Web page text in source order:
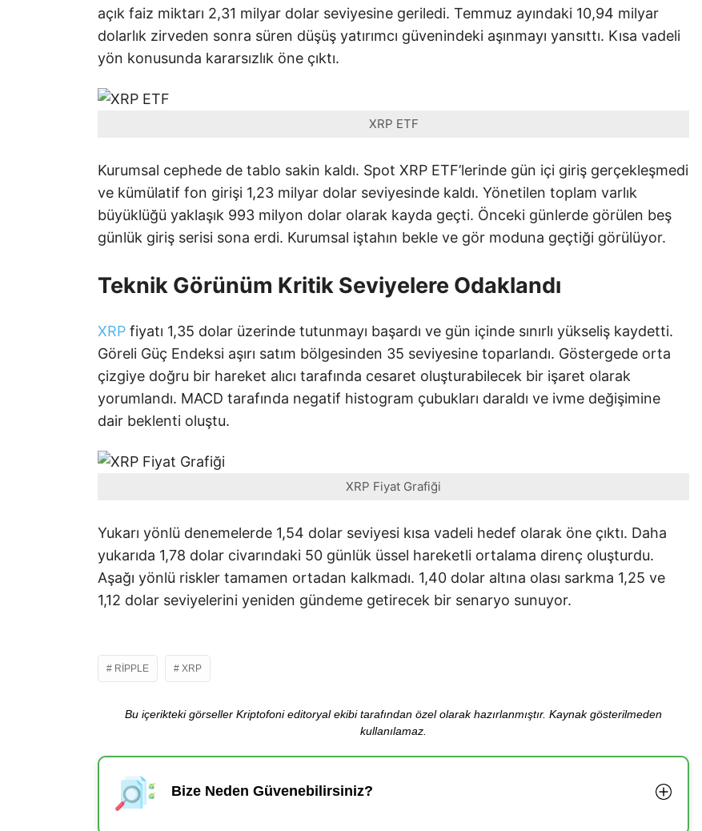
açık faiz miktarı 2,31 milyar dolar seviyesine geriledi. Temmuz ayındaki 10,94 milyar
dolarlık zirveden sonra süren düşüş yatırımcı güvenindeki aşınmayı yansıttı. Kısa vadeli
yön konusunda kararsızlık öne çıktı.
XRP ETF
Kurumsal cephede de tablo sakin kaldı. Spot XRP ETF’lerinde gün içi giriş gerçekleşmedi
ve kümülatif fon girişi 1,23 milyar dolar seviyesinde kaldı. Yönetilen toplam varlık
büyüklüğü yaklaşık 993 milyon dolar olarak kayda geçti. Önceki günlerde görülen beş
günlük giriş serisi sona erdi. Kurumsal iştahın bekle ve gör moduna geçtiği görülüyor.
Teknik Görünüm Kritik Seviyelere Odaklandı
XRP fiyatı 1,35 dolar üzerinde tutunmayı başardı ve gün içinde sınırlı yükseliş kaydetti.
Göreli Güç Endeksi aşırı satım bölgesinden 35 seviyesine toparlandı. Göstergede orta
çizgiye doğru bir hareket alıcı tarafında cesaret oluşturabilecek bir işaret olarak
yorumlandı. MACD tarafında negatif histogram çubukları daraldı ve ivme değişimine
dair beklenti oluştu.
XRP Fiyat Grafiği
Yukarı yönlü denemelerde 1,54 dolar seviyesi kısa vadeli hedef olarak öne çıktı. Daha
yukarıda 1,78 dolar civarındaki 50 günlük üssel hareketli ortalama direnç oluşturdu.
Aşağı yönlü riskler tamamen ortadan kalkmadı. 1,40 dolar altına olası sarkma 1,25 ve
1,12 dolar seviyelerini yeniden gündeme getirecek bir senaryo sunuyor.
RIPPLE XRP
Bu içerikteki görseller Kriptofoni editoryal ekibi tarafından özel olarak hazırlanmıştır. Kaynak gösterilmeden
kullanılamaz.
Bize Neden Güvenebilirsiniz?